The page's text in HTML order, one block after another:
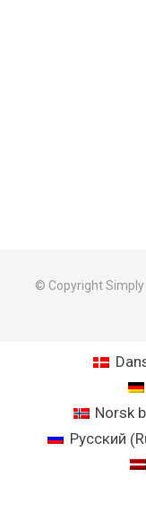
© Copyright Simply
Norsk
Русский (